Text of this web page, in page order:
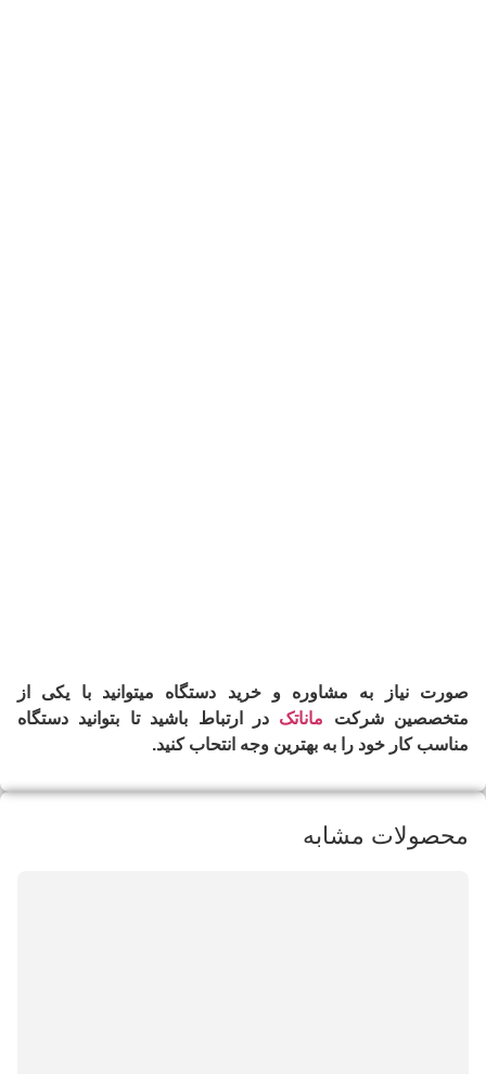
صورت نیاز به مشاوره و خرید دستگاه میتوانید با یکی از
متخصصین شرکت ماناتک در ارتباط باشید تا بتوانید دستگاه
مناسب کار خود را به بهترین وجه انتحاب کنید.
محصولات مشابه